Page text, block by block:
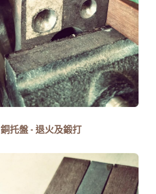
銅托盤 - 退火及鍛打